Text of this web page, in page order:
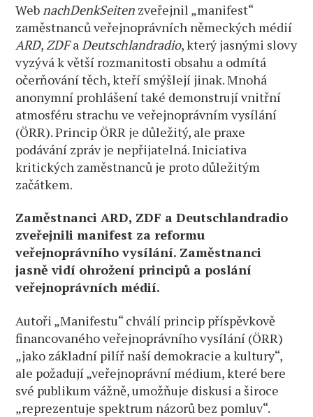
Web nachDenkSeiten zveřejnil „manifest“
zaměstnanců veřejnoprávních německých médií
ARD, ZDFa Deutschlandradio, který jasnými slovy
vyzývá k větší rozmanitosti obsahu a odmítá
očerňování těch, kteří smýšlejí jinak. Mnohá
anonymní prohlášení také demonstrují vnitřní
atmosféru strachu ve veřejnoprávním vysílání
(ÖRR). Princip ÖRR je důležitý, ale praxe
podávání zpráv je nepřijatelná. Iniciativa
kritických zaměstnanců je proto důležitým
začátkem.
Zaměstnanci ARD, ZDF a Deutschlandradio
zveřejnili manifest za reformu
veřejnoprávního vysílání. Zaměstnanci
jasně vidí ohrožení principů a poslání
veřejnoprávních médií.
Autoři „Manifestu“ chválí princip příspěvkově
financovaného veřejnoprávního vysílání (ÖRR)
„jako základní pilíř naší demokracie a kultury“,
ale požadují „veřejnoprávní médium, které bere
své publikum vážně, umožňuje diskusi a široce
„reprezentuje spektrum názorů bez pomluv“.